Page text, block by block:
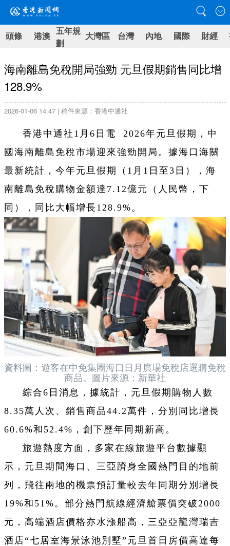
頭條 港澳 五年規
劃
大灣區 台灣 內地 國際 財經
海南離島免稅開局強勁 元旦假期銷售同比增
128.9%
2026-01-06 14:47 | 稿件來源：香港中通社
香港中通社1月6日電 2026年元旦假期，中
國海南離島免稅市場迎來強勁開局。據海口海關
最新統計，今年元旦假期（1月1日至3日），海
南離島免稅購物金額達7.12億元（人民幣，下
同），同比大幅增長128.9%。
資料圖：遊客在中免集團海口日月廣場免稅店選購免稅
商品。圖片來源：新華社
綜合6日消息，據統計，元旦假期購物人數
8.35萬人次、銷售商品44.2萬件，分別同比增長
60.6%和52.4%，創下歷年同期新高。
旅遊熱度方面，多家在線旅遊平台數據顯
示，元旦期間海口、三亞躋身全國熱門目的地前
列，飛往兩地的機票預訂量較去年同期分別增長
19%和51%。部分熱門航線經濟艙票價突破2000
元，高端酒店價格亦水漲船高，三亞亞龍灣瑞吉
酒店“七居室海景泳池別墅”元旦首日房價高達每